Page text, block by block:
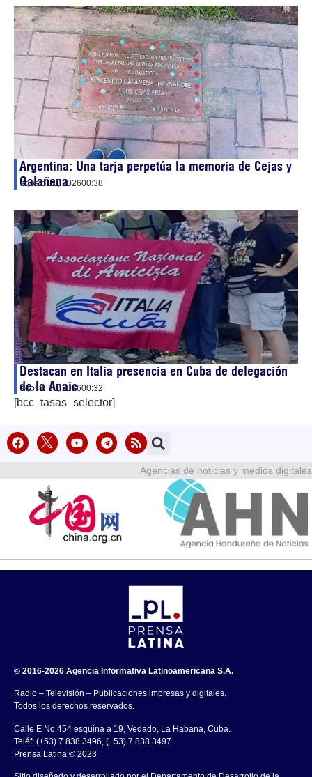
Argentina: Una tarja perpetúa la memoria de Cejas y
Galañena
agosto 10, 202600:38
Destacan en Italia presencia en Cuba de delegación
de la Anaic
agosto 10, 202600:32
[bcc_tasas_selector]
Agencias de noticias y medios digitales
© 2016-2026 Agencia Informativa Latinoamericana S.A.
Radio – Televisión – Publicaciones impresas y digitales.
Todos los derechos reservados.
Calle E No.454 esquina a 19, Vedado, La Habana, Cuba.
Teléf: (+53) 7 838 3496, (+53) 7 838 3497
Prensa Latina © 2023 .